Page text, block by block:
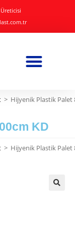
> Hijyenik Plastik Palet
KD
> Hijyenik Plastik Palet